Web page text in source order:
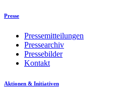
Presse
Pressemitteilungen
Pressearchiv
Pressebilder
Kontakt
Aktionen & Initiativen